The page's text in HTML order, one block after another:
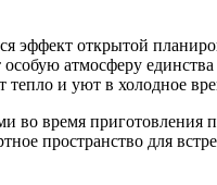
эффект открытой
атмосферу
тепло и уют в холодное
во время
пространство для